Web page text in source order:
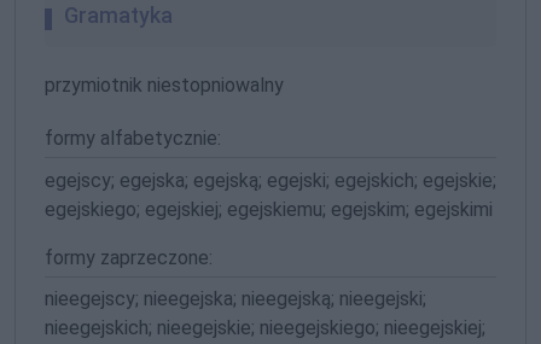
Gramatyka
przymiotnik niestopniowalny
formy alfabetycznie:
egejscy; egejska; egejską; egejski; egejskich; egejskie;
egejskiego; egejskiej; egejskiemu; egejskim; egejskimi
formy zaprzeczone:
nieegejscy; nieegejska; nieegejską; nieegejski;
nieegejskich; nieegejskie; nieegejskiego; nieegejskiej;